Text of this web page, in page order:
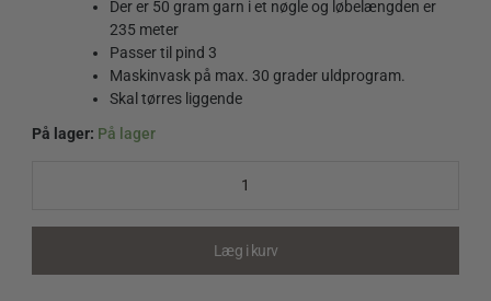
Der er 50 gram garn i et nøgle og løbelængden er
235 meter
Passer til pind 3
Maskinvask på max. 30 grader uldprogram.
Skal tørres liggende
På lager: På lager
Sunday
Læg i kurv